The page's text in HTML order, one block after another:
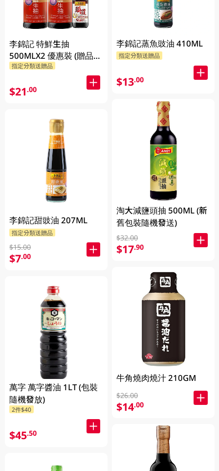
李錦記 特鮮生抽
500MLX2 優惠裝 (贈品隨
機發放)
指定分類送贈品
$21.00
李錦記甜豉油 207ML
指定分類送贈品
$15.00
$7.00
萬字 萬字醬油 1LT (包裝
隨機發放)
2件$40
$45.50
李錦記蒸魚豉油 410ML
指定分類送贈品
$13.00
淘大減鹽頭抽 500ML (新
舊包裝隨機發送)
$32.00
$17.90
牛角燒肉燒汁 210GM
$26.00
$14.00